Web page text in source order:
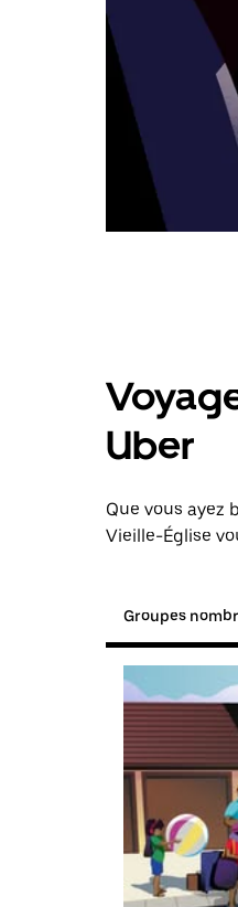
Uber
Que vous ayez
Vieille-Église
Groupes